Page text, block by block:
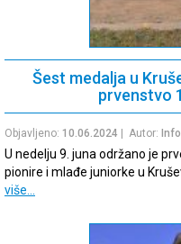
Šest medalja u
prvenstvo
Objavljeno: 10.06.2024 | Autor:
U nedelju 9. juna održano je
pionire i mlađe juniorke u
više…